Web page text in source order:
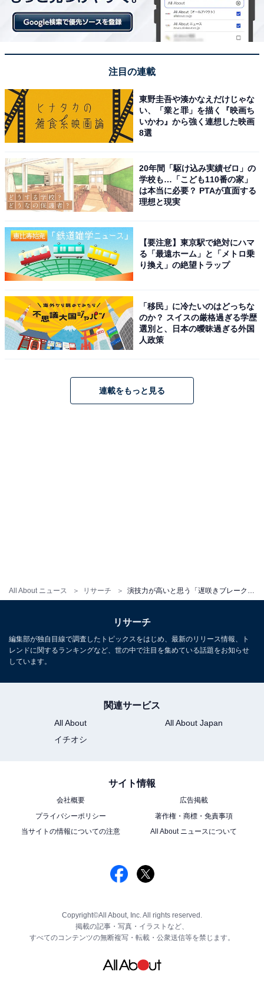
All About ニュース リサーチ 演技力が高いと思う「遅咲きブレーク俳優」ランキング！ 2位は「江口のりこ」と「松重豊」、1位は？
注目の連載
東野圭吾や湊かなえだけじゃな
い、「業と罪」を描く『映画ち
いかわ』から強く連想した映画
8選
20年間「駆け込み実績ゼロ」の
学校も…「こども110番の家」
は本当に必要？ PTAが直面する
理想と現実
【要注意】東京駅で絶対にハマ
る「最遠ホーム」と「メトロ乗
り換え」の絶望トラップ
「移民」に冷たいのはどっちな
のか？ スイスの厳格過ぎる学歴
選別と、日本の曖昧過ぎる外国
人政策
連載をもっと見る
リサーチ
編集部が独自目線で調査したトピックスをはじめ、最新のリリース情報、ト
レンドに関するランキングなど、世の中で注目を集めている話題をお知らせ
しています。
関連サービス
All About
All About Japan
イチオシ
サイト情報
会社概要
広告掲載
プライバシーポリシー
著作権・商標・免責事項
当サイトの情報についての注意
All About ニュースについて
Copyright©All About, Inc. All rights reserved.
掲載の記事・写真・イラストなど、
すべてのコンテンツの無断複写・転載・公衆送信等を禁じます。